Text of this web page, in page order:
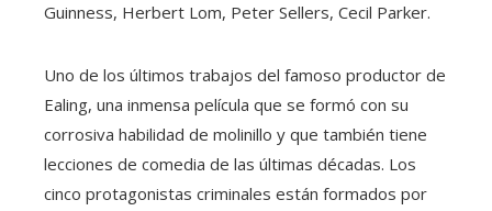
Guinness, Herbert Lom, Peter Sellers, Cecil Parker.
Uno de los últimos trabajos del famoso productor de
Ealing, una inmensa película que se formó con su
corrosiva habilidad de molinillo y que también tiene
lecciones de comedia de las últimas décadas. Los
cinco protagonistas criminales están formados por